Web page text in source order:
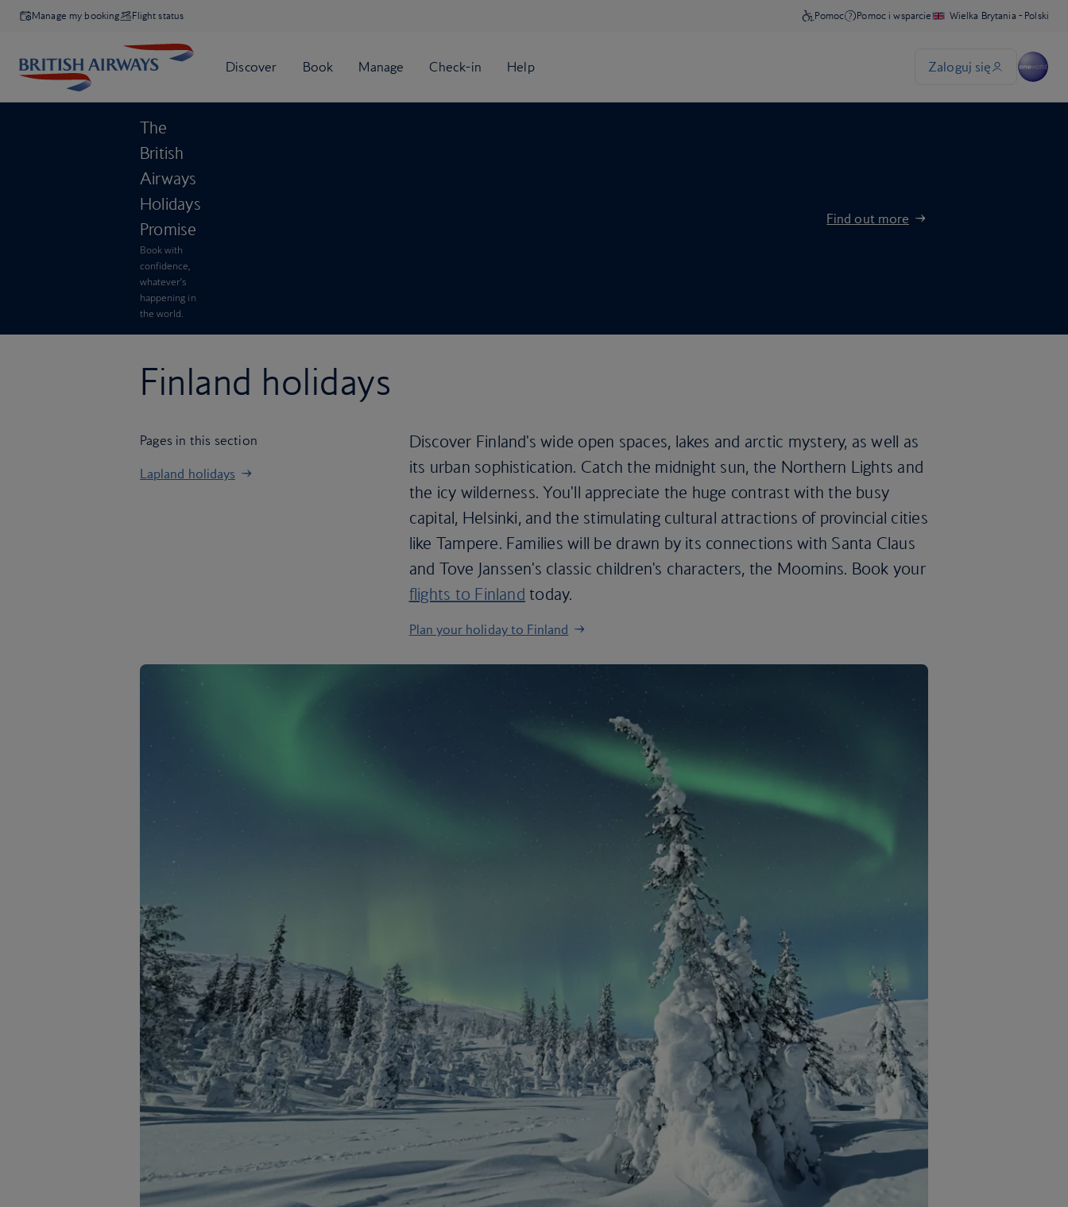
Manage my booking Flight status
The
British
Airways
Holidays
Promise
Book with
confidence,
whatever’s
happening in
the world.
Find out more
Finland holidays
Pages in this section
Lapland holidays
Discover Finland's wide open spaces, lakes and arctic mystery, as well as
its urban sophistication. Catch the midnight sun, the Northern Lights and
the icy wilderness. You'll appreciate the huge contrast with the busy
capital, Helsinki, and the stimulating cultural attractions of provincial cities
like Tampere. Families will be drawn by its connections with Santa Claus
and Tove Janssen's classic children's characters, the Moomins. Book your
flights to Finland today.
Plan your holiday to Finland